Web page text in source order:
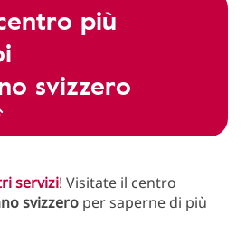
più
svizzero
servizi! Visitate il centro
svizzero per saperne di più